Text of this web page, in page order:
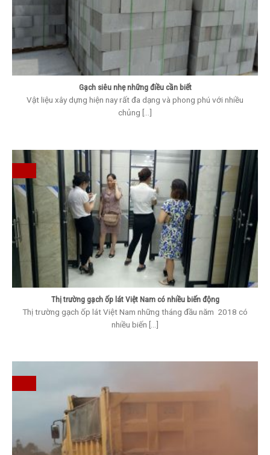
Gạch siêu nhẹ những điều cần biết
Vật liệu xây dựng hiện nay rất đa dạng và phong phú với nhiều
chủng [...]
Thị trường gạch ốp lát Việt Nam có nhiều biến động
Thị trường gạch ốp lát Việt Nam những tháng đầu năm 2018 có
nhiều biến [...]